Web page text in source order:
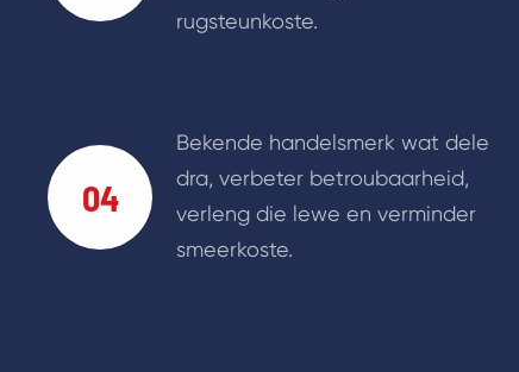
rugsteunkoste.
04
Bekende handelsmerk wat dele
dra, verbeter betroubaarheid,
verleng die lewe en verminder
smeerkoste.